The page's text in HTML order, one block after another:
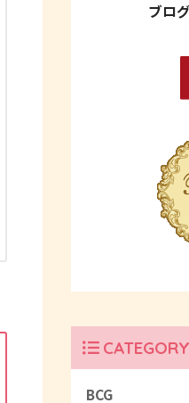
ブロ
CATEGORY
BCG